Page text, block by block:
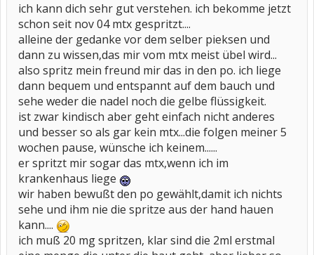
ich kann dich sehr gut verstehen. ich bekomme jetzt
schon seit nov 04 mtx gespritzt....
alleine der gedanke vor dem selber pieksen und
dann zu wissen,das mir vom mtx meist übel wird...
also spritz mein freund mir das in den po. ich liege
dann bequem und entspannt auf dem bauch und
sehe weder die nadel noch die gelbe flüssigkeit.
ist zwar kindisch aber geht einfach nicht anderes
und besser so als gar kein mtx...die folgen meiner 5
wochen pause, wünsche ich keinem......
er spritzt mir sogar das mtx,wenn ich im
krankenhaus liege
wir haben bewußt den po gewählt,damit ich nichts
sehe und ihm nie die spritze aus der hand hauen
kann....
ich muß 20 mg spritzen, klar sind die 2ml erstmal